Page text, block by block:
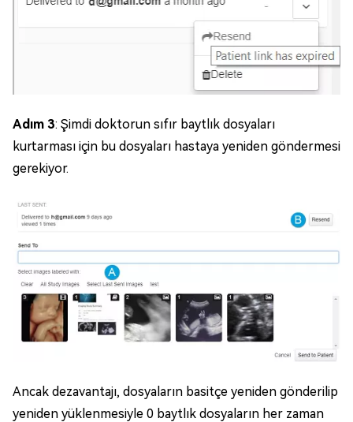
Adım 3: Şimdi doktorun sıfır baytlık dosyaları
kurtarması için bu dosyaları hastaya yeniden göndermesi
gerekiyor.
Ancak dezavantajı, dosyaların basitçe yeniden gönderilip
yeniden yüklenmesiyle 0 baytlık dosyaların her zaman